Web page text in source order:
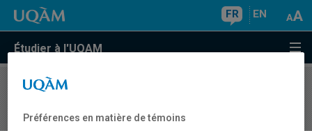
FR EN
Étudier à l'UQAM
COURS//
Préférences en matière de témoins